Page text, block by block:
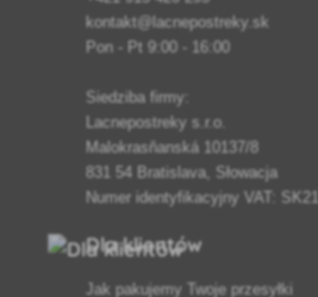
kontakt@lacnepostreky.sk
Pon - Pt 9:00 - 16:00
Siedziba firmy:
Lacnepostreky s.r.o.
Malokrasňanská 10137/8
831 54 Bratislava, Słowacja
Numer identyfikacyjny VAT:
Dla klientów
Jak pakujemy Twoje przesyłki